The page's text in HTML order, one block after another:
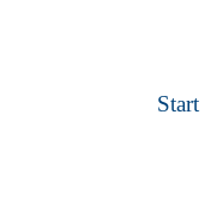
Start